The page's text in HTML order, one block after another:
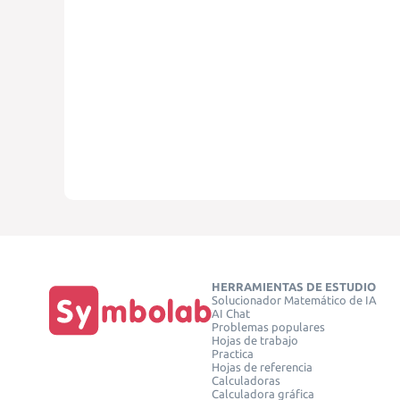
HERRAMIENTAS DE ESTUDIO
Solucionador Matemático de IA
AI Chat
Problemas populares
Hojas de trabajo
Practica
Hojas de referencia
Calculadoras
Calculadora gráfica